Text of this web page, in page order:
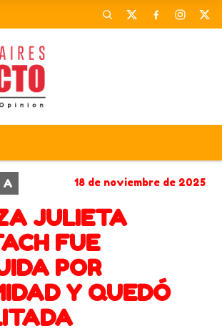
A 18 de noviembre de 2025
JULIETA
FUE
POR
Y QUEDÓ